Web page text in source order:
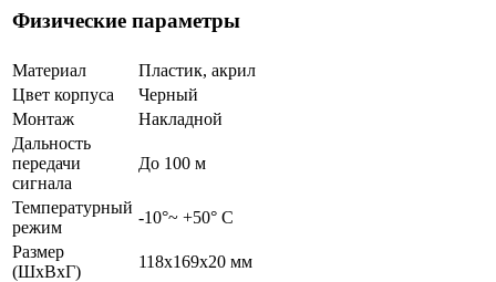
Физические параметры
Материал
Пластик, акрил
Цвет корпуса
Черный
Монтаж
Накладной
Дальность
передачи
сигнала
До 100 м
Температурный
режим
-10°~ +50° С
Размер
(ШxВxГ)
118х169х20 мм